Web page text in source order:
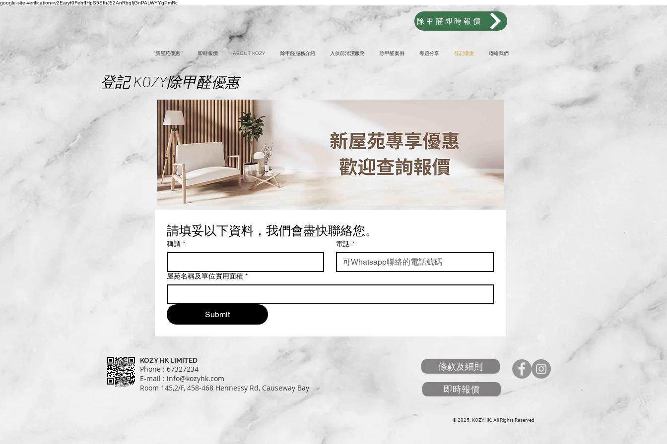
google-site-verification=v2Earyf0FehfIHpS5SfhJ52AnRbqfjGnPALWYYgPmRc
除甲醛即時報價
**新屋苑優惠** 即時報價 ABOUT KOZY 除甲醛服務介紹 入伙前清潔服務 除甲醛案例 專題分享 登記優惠 聯絡我們
登記 KOZY除甲醛優惠
請填妥以下資料，我們會盡快聯絡您。
稱謂 * 電話 *
屋苑名稱及單位實用面積 *
Submit
KOZY HK LIMITED
Phone : 67327234
E-mail : info@kozyhk.com
Room 145,2/F, 458-468 Hennessy Rd, Causeway Bay
WhatsAPP
條款及細則
即時報價
© 2025. KOZYHK. All Rights Reserved